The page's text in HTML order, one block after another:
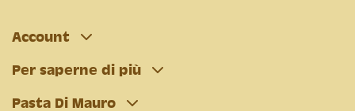
Account
Per saperne di più
Pasta Di Mauro